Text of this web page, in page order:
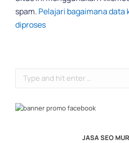
spam. Pelajari bagaimana data
diproses
JASA SEO